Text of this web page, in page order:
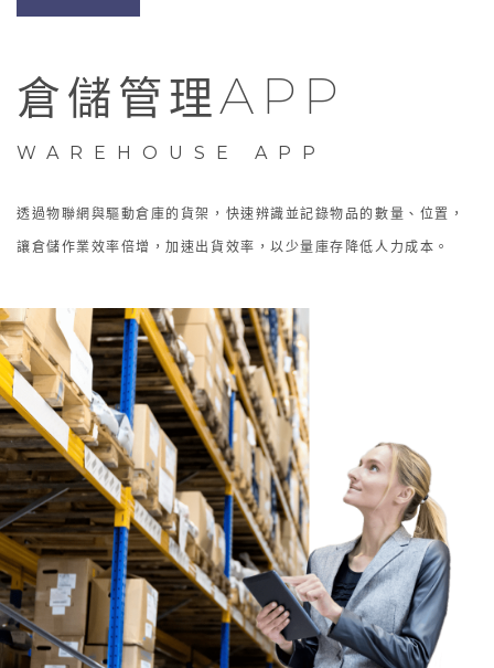
倉儲管理APP
WAREHOUSE APP
透過物聯網與驅動倉庫的貨架，快速辨識並記錄物品的數量、位置，
讓倉儲作業效率倍增，加速出貨效率，以少量庫存降低人力成本。